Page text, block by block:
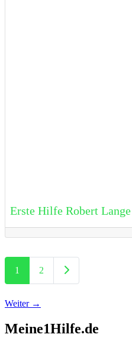
Erste Hilfe Robert Lange
Posts navigation
1 2 Ältere Beiträge
Weiter →
Meine1Hilfe.de